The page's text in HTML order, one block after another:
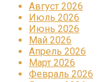
Август 2026
Июль 2026
Июнь 2026
Май 2026
Апрель 2026
Март 2026
Февраль 2026